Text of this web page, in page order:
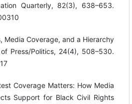
Quarterly, 82(3), 638–653.
Media Coverage, and a Hierarchy
Press/Politics, 24(4), 508–530.
Coverage Matters: How Media
Support for Black Civil Rights